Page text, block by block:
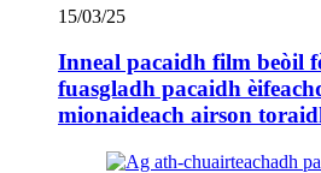
15/03/25
Inneal pacaidh film beòil
fuasgladh pacaidh
mionaideach airson